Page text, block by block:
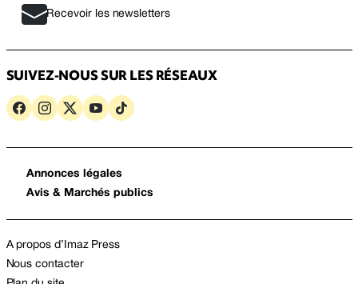
Recevoir les newsletters
SUIVEZ-NOUS SUR LES RÉSEAUX
Annonces légales
Avis & Marchés publics
A propos d’Imaz Press
Nous contacter